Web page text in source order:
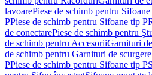
lavoarePiese de schimb pentru
PPiese de schimb pentru Sifoane tip P
de conectarePiese de schimb pentru
de schimb pentru AccesoriiGarnituri
de schimb pentru Garnituri de
PPiese de schimb pentru Sifoane tip P